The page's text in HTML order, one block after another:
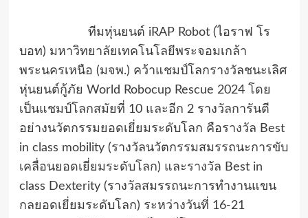
ทีมหุ่นยนต์ iRAP Robot (ไอราฟ โร
บอท) มหาวิทยาลัยเทคโนโลยีพระจอมเกล้า
พระนครเหนือ (มจพ.) คว้าแชมป์โลกรางวัลชนะเลิศ
หุ่นยนต์กู้ภัย World Robocup Rescue 2024 โดย
เป็นแชมป์โลกสมัยที่ 10 และอีก 2 รางวัลการันตี
อย่างนวัตกรรมยอดเยี่ยมระดับโลก คือรางวัล Best
in class mobility (รางวัลนวัตกรรมสมรรถนะการขับ
เคลื่อนยอดเยี่ยมระดับโลก) และรางวัล Best in
class Dexterity (รางวัลสมรรถนะการทำงานแขน
กลยอดเยี่ยมระดับโลก) ระหว่างวันที่ 16-21